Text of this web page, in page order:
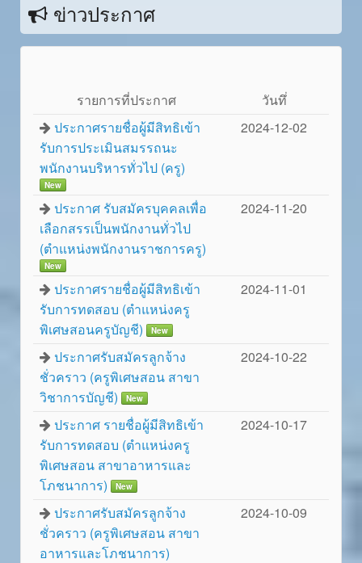
ข่าวประกาศ
รายการที่ประกาศ
วันทึ่
ประกาศรายชื่อผู้มีสิทธิเข้า
รับการประเมินสมรรถนะ
พนักงานบริหารทั่วไป (ครู)
New
2024-12-02
ประกาศ รับสมัครบุคคลเพื่อ
เลือกสรรเป็นพนักงานทั่วไป
(ตำแหน่งพนักงานราชการครู)
New
2024-11-20
ประกาศรายชื่อผู้มีสิทธิเข้า
รับการทดสอบ (ตำแหน่งครู
พิเศษสอนครูบัญชี)
New
2024-11-01
ประกาศรับสมัครลูกจ้าง
ชั่วคราว (ครูพิเศษสอน สาขา
วิชาการบัญชี)
New
2024-10-22
ประกาศ รายชื่อผู้มีสิทธิเข้า
รับการทดสอบ (ตำแหน่งครู
พิเศษสอน สาขาอาหารและ
โภชนาการ)
New
2024-10-17
ประกาศรับสมัครลูกจ้าง
ชั่วคราว (ครูพิเศษสอน สาขา
อาหารและโภชนาการ)
2024-10-09